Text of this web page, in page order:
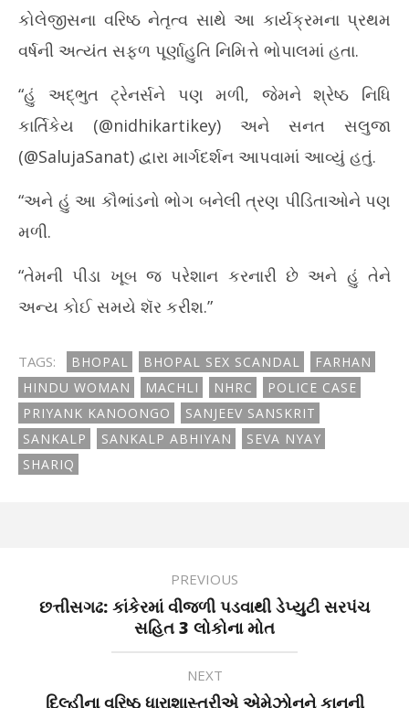
કોલેજીસના વરિષ્ઠ નેતૃત્વ સાથે આ કાર્યક્રમના પ્રથમ
વર્ષની અત્યંત સફળ પૂર્ણાહુતિ નિમિત્તે ભોપાલમાં હતા.
“હું અદ્ભુત ટ્રેનર્સને પણ મળી, જેમને શ્રેષ્ઠ નિધિ
કાર્તિકેય (@nidhikartikey) અને સનત સલુજા
(@SalujaSanat) દ્વારા માર્ગદર્શન આપવામાં આવ્યું હતું.
“અને હું આ કૌભાંડનો ભોગ બનેલી ત્રણ પીડિતાઓને પણ
મળી.
“તેમની પીડા ખૂબ જ પરેશાન કરનારી છે અને હું તેને
અન્ય કોઈ સમયે શૅર કરીશ.”
TAGS: BHOPAL BHOPAL SEX SCANDAL
FARHAN
HINDU WOMAN
MACHLI NHRC
POLICE CASE
PRIYANK KANOONGO
SANJEEV SANSKRIT
SANKALP
SANKALP ABHIYAN
SEVA NYAY
SHARIQ
PREVIOUS
છત્તીસગઢ: કાંકેરમાં વીજળી પડવાથી ડેપ્યુટી સરપંચ
સહિત 3 લોકોના મોત
NEXT
દિલ્હીના વરિષ્ઠ ધારાશાસ્ત્રીએ એમેઝોનને કાનૂની